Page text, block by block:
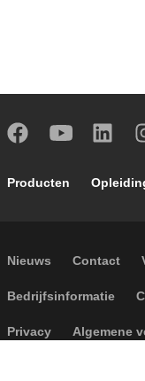
Footer main
Producten
Footer
Nieuws Contact
Footer menu
Bedrijfsinformatie
Privacy Algemene